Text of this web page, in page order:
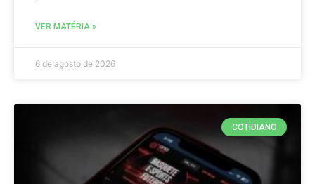
VER MATÉRIA »
6 de agosto de 2026
COTIDIANO